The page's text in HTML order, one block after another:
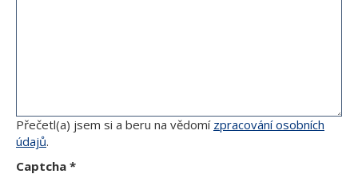
Přečetl(a) jsem si a beru na vědomí zpracování osobních
údajů.
Captcha *